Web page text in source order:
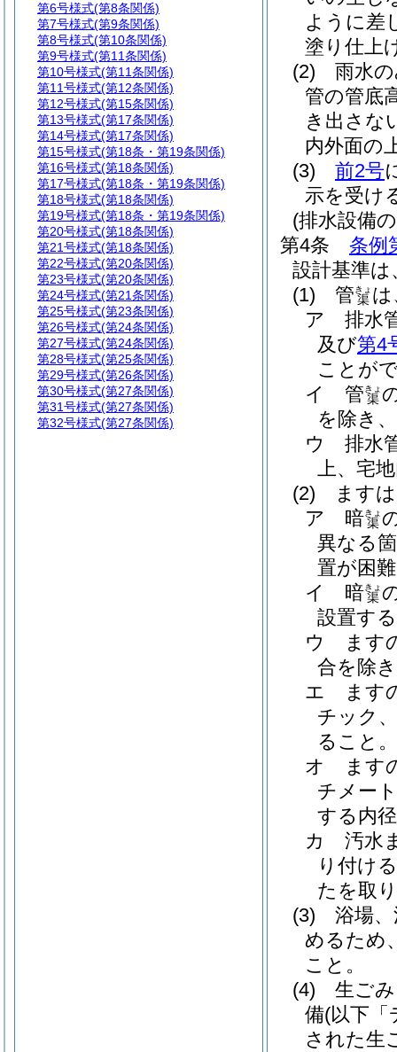
ように差
塗り仕上
(2)
雨水
管の管底
き出さな
内外面の
(3)
前2号
示を受け
(排水設備
第4条
条例
設計基準
(1)
管 渠
きょ
ア
排水
及び第4
ことが
イ
管 渠
きょ
を除き
ウ
排水
上、宅
(2)
ます
ア
暗渠
きょ
異なる
置が困
イ
暗渠
きょ
設置す
ウ
ます
合を除
エ
ます
チック
ること。
オ
ます
チメー
する内
カ
汚水
り付け
たを取
(3)
浴場
めるため
こと。
(4)
生ご
備(以下「
された生
第6号様式(第8条関係)
第7号様式(第9条関係)
第8号様式(第10条関係)
第9号様式(第11条関係)
第10号様式(第11条関係)
第11号様式(第12条関係)
第12号様式(第15条関係)
第13号様式(第17条関係)
第14号様式(第17条関係)
第15号様式(第18条・第19条関係)
第16号様式(第18条関係)
第17号様式(第18条・第19条関係)
第18号様式(第18条関係)
第19号様式(第18条・第19条関係)
第20号様式(第18条関係)
第21号様式(第18条関係)
第22号様式(第20条関係)
第23号様式(第20条関係)
第24号様式(第21条関係)
第25号様式(第23条関係)
第26号様式(第24条関係)
第27号様式(第24条関係)
第28号様式(第25条関係)
第29号様式(第26条関係)
第30号様式(第27条関係)
第31号様式(第27条関係)
第32号様式(第27条関係)